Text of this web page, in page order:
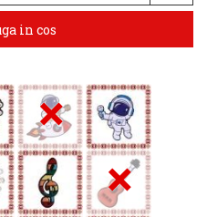
in cos
×
×